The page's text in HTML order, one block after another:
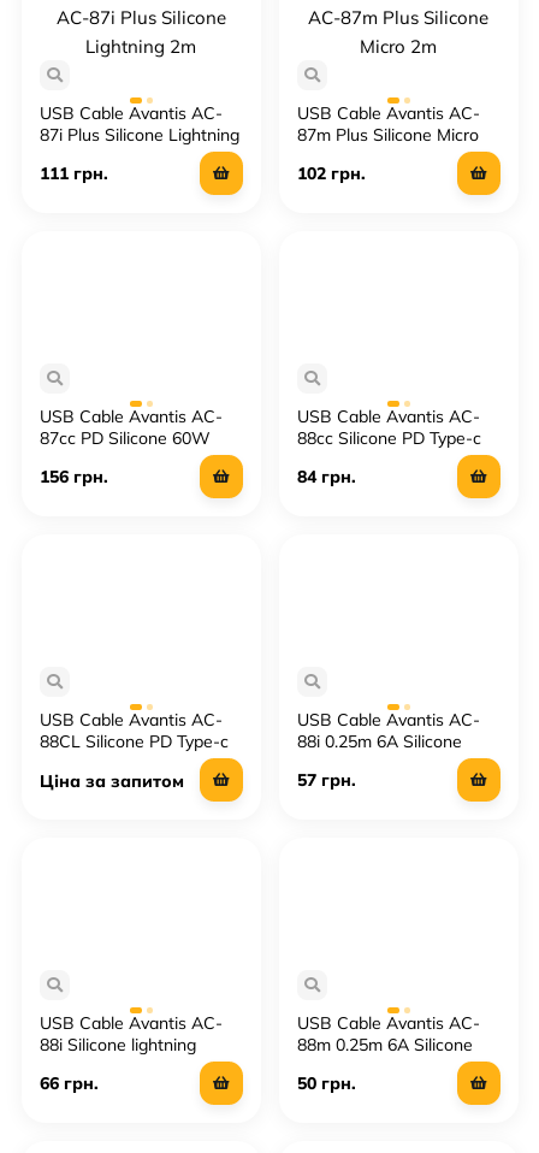
USB Cable Avantis AC-
87i Plus Silicone Lightning
111 грн.
USB Cable Avantis AC-
87m Plus Silicone Micro
102 грн.
USB Cable Avantis AC-
87сс PD Silicone 60W
156 грн.
USB Cable Avantis AC-
88cc Silicone PD Type-c
84 грн.
USB Cable Avantis AC-
88CL Silicone PD Type-c
Ціна за запитом
USB Cable Avantis AC-
88i 0.25m 6A Silicone
57 грн.
USB Cable Avantis AC-
88i Silicone lightning
66 грн.
USB Cable Avantis AC-
88m 0.25m 6A Silicone
50 грн.